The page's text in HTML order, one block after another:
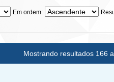
Em ordem:
Mostrando resultados 166